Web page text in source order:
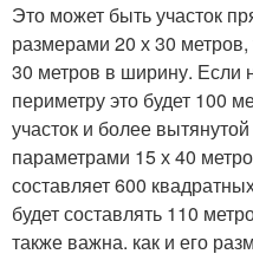
Это может быть участок
размерами 20 х 30
30 метров в ширину. Если
периметру это будет 100
участок и более
параметрами 15 х 40
составляет 600
будет составлять 110
также важна. как и его